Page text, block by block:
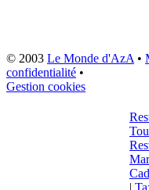
© 2003 Le Monde d'AzA•
confidentialité •
Gestion cookies